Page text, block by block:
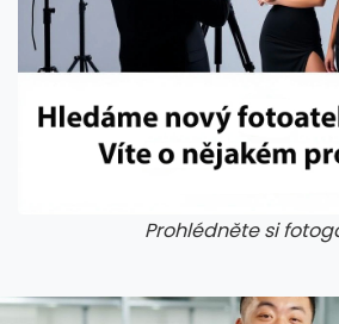
Prohlédněte si